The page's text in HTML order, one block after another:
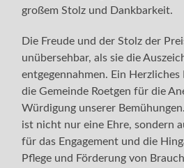
großem Stolz und Dankbarkeit.
Die Freude und der Stolz der
unübersehbar, als sie die
entgegennahmen. Ein
die Gemeinde Roetgen für die
Würdigung unserer
ist nicht nur eine Ehre, sondern
für das Engagement und die
Pflege und Förderung von